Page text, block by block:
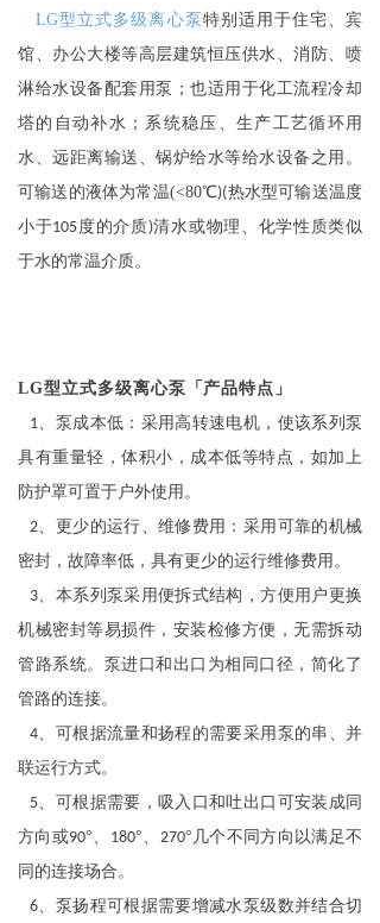
LG型立式多级离心泵 特别适用于住宅、宾
馆、办公大楼等高层建筑恒压供水、消防、喷
淋给水设备配套用泵；也适用于化工流程冷却
塔的自动补水；系统稳压、生产工艺循环用
水、远距离输送、锅炉给水等给水设备之用。
可输送的液体为常温(<80℃)(热水型可输送温度
小于105度的介质)清水或物理、化学性质类似
于水的常温介质。
LG型立式多级离心泵 「产品特点 」
1、泵成本低：采用高转速电机，使该系列泵
具有重量轻，体积小，成本低等特点，如加上
防护罩可置于户外使用。
2、更少的运行、维修费用：采用可靠的机械
密封，故障率低，具有更少的运行维修费用。
3、本系列泵采用便拆式结构，方便用户更换
机械密封等易损件，安装检修方便，无需拆动
管路系统。泵进口和出口为相同口径，简化了
管路的连接。
4、可根据流量和扬程的需要采用泵的串、并
联运行方式。
5、可根据需要，吸入口和吐出口可安装成同
方向或90°、 180°、 270°几个不同方向以满足不
同的连接场合。
6、泵扬程可根据需要增减水泵级数并结合切